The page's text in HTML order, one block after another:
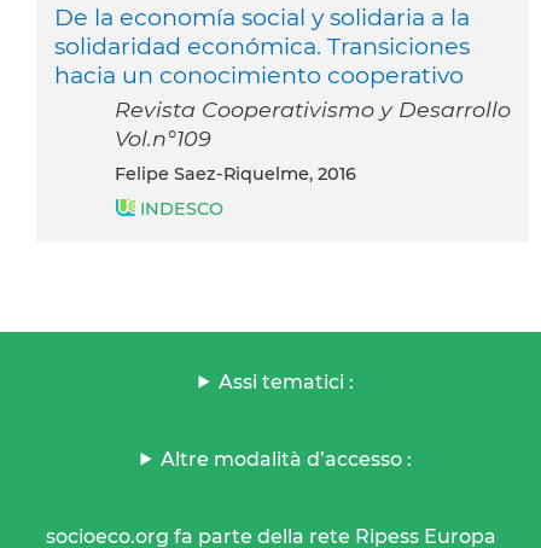
De la economía social y solidaria a la
solidaridad económica. Transiciones
hacia un conocimiento cooperativo
Revista Cooperativismo y Desarrollo
Vol.n°109
Felipe Saez-Riquelme, 2016
INDESCO
Assi tematici :
Altre modalità d’accesso :
socioeco.org fa parte della rete Ripess Europa